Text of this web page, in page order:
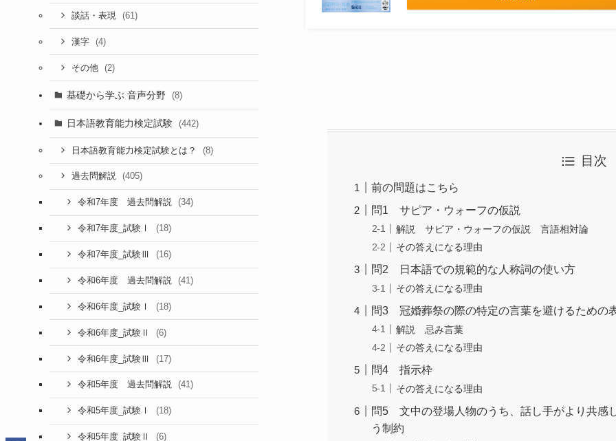
目次
前の問題はこちら
問1 サピア・ウォーフの仮説
解説 サピア・ウォーフの仮説 言語相対論
その答えになる理由
問2 日本語での規範的な人称詞の使い方
その答えになる理由
問3 冠婚葬祭の際の特定の言葉を避けるための
解説 忌み言葉
その答えになる理由
問4 指示枠
その答えになる理由
問5 文中の登場人物のうち、話し手がより共感
う制約
談話・表現 (61)
漢字 (4)
その他 (2)
基礎から学ぶ 音声分野 (8)
日本語教育能力検定試験 (442)
日本語教育能力検定試験とは？ (8)
過去問解説 (405)
令和7年度 過去問解説 (34)
令和7年度_試験Ⅰ (18)
令和7年度_試験Ⅲ (16)
令和6年度 過去問解説 (41)
令和6年度_試験Ⅰ (18)
令和6年度_試験Ⅱ (6)
令和6年度_試験Ⅲ (17)
令和5年度 過去問解説 (41)
令和5年度_試験Ⅰ (18)
令和5年度_試験Ⅱ (6)